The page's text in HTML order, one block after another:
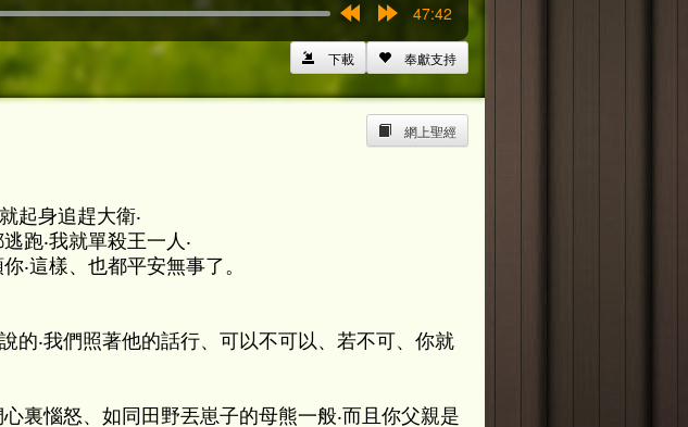
15s
15s
47:42
奉獻支持
下載
網上聖經
起身追趕大衛‧
跑‧我就單殺王一人‧
‧這樣、也都平安無事了。
的‧我們照著他的話行、可以不可以、若不可、你就
裏惱怒、如同田野丟崽子的母熊一般‧而且你父親是